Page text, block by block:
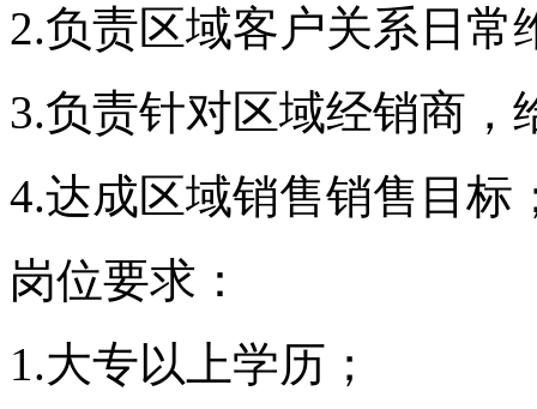
2.负责区域客户关系日常
3.负责针对区域经销商，
4.达成区域销售销售目标
岗位要求：
1.大专以上学历；